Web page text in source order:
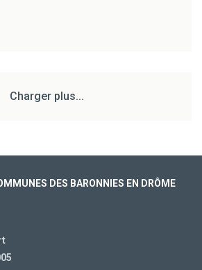
Charger plus...
DES BARONNIES EN DRÔME